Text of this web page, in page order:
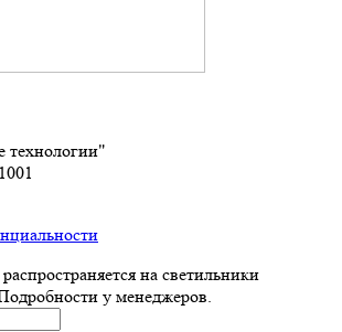
на светильники
у менеджеров.